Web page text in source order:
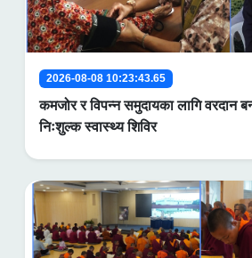
2026-08-08 10:23:43.65
कमजोर र विपन्न समुदायका लागि वरदान
निःशुल्क स्वास्थ्य शिविर